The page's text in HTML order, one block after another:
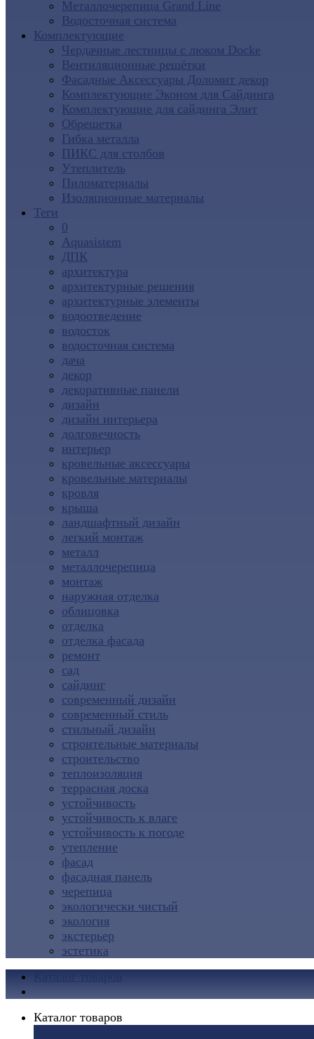
Металлочерепица Grand Line
Водосточная система
Комплектующие
Чердачные лестницы с люком Docke
Вентиляционные решётки
Фасадные Аксессуары Доломит декор
Комплектующие Эконом для Сайдинга
Комплектующие для cайдинга Элит
Обрешетка
Гибка металла
ПИКС для столбов
Утеплитель
Пиломатериалы
Изоляционные материалы
Теги
0
Aquasistem
ДПК
архитектура
архитектурные решения
архитектурные элементы
водоотведение
водосток
водосточная система
дача
декор
декоративные панели
дизайн
дизайн интерьера
долговечность
интерьер
кровельные аксессуары
кровельные материалы
кровля
крыша
ландшафтный дизайн
легкий монтаж
металл
металлочерепица
монтаж
наружная отделка
облицовка
отделка
отделка фасада
ремонт
сад
сайдинг
современный дизайн
современный стиль
стильный дизайн
строительные материалы
строительство
теплоизоляция
террасная доска
устойчивость
устойчивость к влаге
устойчивость к погоде
утепление
фасад
фасадная панель
черепица
экологически чистый
экология
экстерьер
эстетика
Каталог товаров